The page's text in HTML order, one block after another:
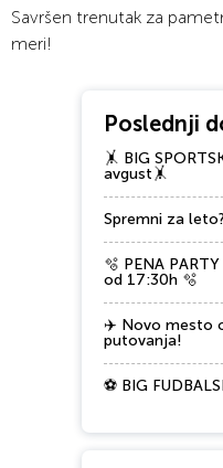
Savršen trenutak za
meri!
Poslednji
🤸 BIG
avgust🤸
Spremni za
🫧 PENA
od 17:30h 🫧
✈️ Novo mesto
putovanja!
⚽ BIG